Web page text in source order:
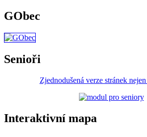
GObec
Senioři
Zjednodušená verze stránek
Interaktivní mapa